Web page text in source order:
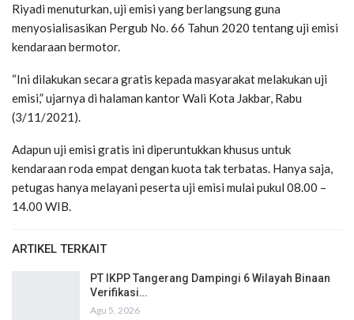
Riyadi menuturkan, uji emisi yang berlangsung guna
menyosialisasikan Pergub No. 66 Tahun 2020 tentang uji emisi
kendaraan bermotor.
“Ini dilakukan secara gratis kepada masyarakat melakukan uji
emisi,” ujarnya di halaman kantor Wali Kota Jakbar, Rabu
(3/11/2021).
Adapun uji emisi gratis ini diperuntukkan khusus untuk
kendaraan roda empat dengan kuota tak terbatas. Hanya saja,
petugas hanya melayani peserta uji emisi mulai pukul 08.00 –
14.00 WIB.
ARTIKEL TERKAIT
PT IKPP Tangerang Dampingi 6 Wilayah Binaan
Verifikasi…
Agu 5, 2026